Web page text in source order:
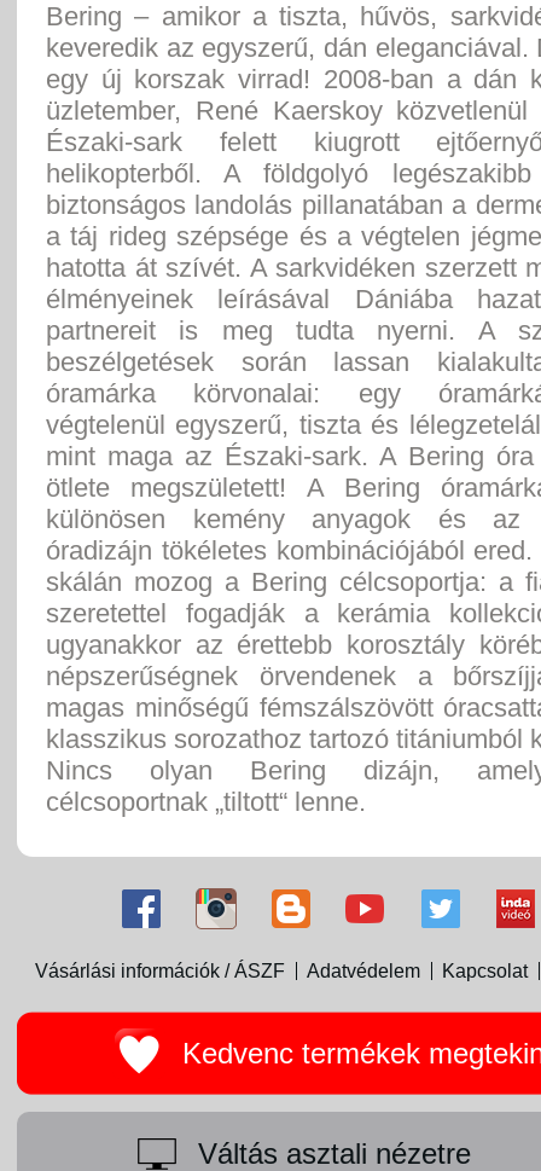
Bering – amikor a tiszta, hűvös,
keveredik az egyszerű, dán eleganciával.
egy új korszak virrad! 2008-ban a dán
üzletember, René Kaerskoy
Északi-sark felett kiugrott
helikopterből. A földgolyó
biztonságos landolás pillanatában a
a táj rideg szépsége és a végtelen
hatotta át szívét. A sarkvidéken szerzett
élményeinek leírásával Dániába
partnereit is meg tudta nyerni. A
beszélgetések során lassan
óramárka körvonalai: egy
végtelenül egyszerű, tiszta és
mint maga az Északi-sark. A Bering óra
ötlete megszületett! A Bering
különösen kemény anyagok és az
óradizájn tökéletes kombinációjából
skálán mozog a Bering célcsoportja: a
szeretettel fogadják a kerámia
ugyanakkor az érettebb korosztály
népszerűségnek örvendenek a
magas minőségű fémszálszövött
klasszikus sorozathoz tartozó titániumból
Nincs olyan Bering dizájn,
célcsoportnak „tiltott“ lenne.
Vásárlási információk / ÁSZF Adatvédelem Kapcsolat
Kedvenc termékek
Váltás asztali nézetre